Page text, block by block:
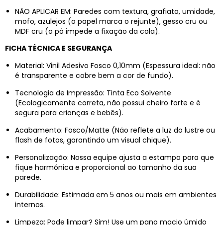
NÃO APLICAR EM: Paredes com textura, grafiato, umidade,
mofo, azulejos (o papel marca o rejunte), gesso cru ou
MDF cru (o pó impede a fixação da cola).
FICHA TÉCNICA E SEGURANÇA
Material: Vinil Adesivo Fosco 0,10mm (Espessura ideal: não
é transparente e cobre bem a cor de fundo).
Tecnologia de Impressão: Tinta Eco Solvente
(Ecologicamente correta, não possui cheiro forte e é
segura para crianças e bebês).
Acabamento: Fosco/Matte (Não reflete a luz do lustre ou
flash de fotos, garantindo um visual chique).
Personalização: Nossa equipe ajusta a estampa para que
fique harmônica e proporcional ao tamanho da sua
parede.
Durabilidade: Estimada em 5 anos ou mais em ambientes
internos.
Limpeza: Pode limpar? Sim! Use um pano macio úmido